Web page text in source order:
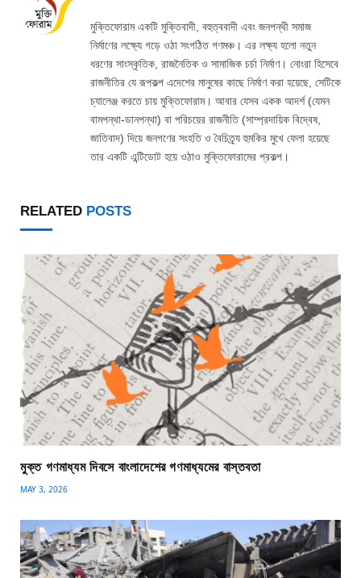
মুক্তিফোরাম একটি মুক্তিবাদী, বহুত্ববাদী এবং জনপন্থী সমাজ
নির্মাণের লক্ষ্যে গড়ে ওঠা সংগঠিত গণমঞ্চ। এর লক্ষ্য হলো নতুন
ধরণের সাংস্কৃতিক, রাজনৈতিক ও সামাজিক চর্চা নির্মাণ। নোংরা হিসেবে
রাজনীতির যে রূপকল্প এদেশের মানুষের কাছে নির্মাণ করা হয়েছে, সেটিকে
চ্যালেঞ্জ করতে চায় মুক্তিফোরাম। আবার যেসব একক আদর্শ (যেমন
বামপন্থা-ডানপন্থা) বা পরিচয়ের রাজনীতি (সাম্প্রদায়িক বিদ্বেষ,
জাতিবাদ) দিয়ে জনগণের সংহতি ও বৈচিত্র্য হুমকির মুখে ফেলা হয়েছে
তার একটি এন্টিডোট হয়ে ওঠাও মুক্তিফোরামের প্রকল্প।
RELATED POSTS
মুক্ত গণমাধ্যম দিবসে বাংলাদেশের গণমাধ্যমের বাস্তবতা
MAY 3, 2026